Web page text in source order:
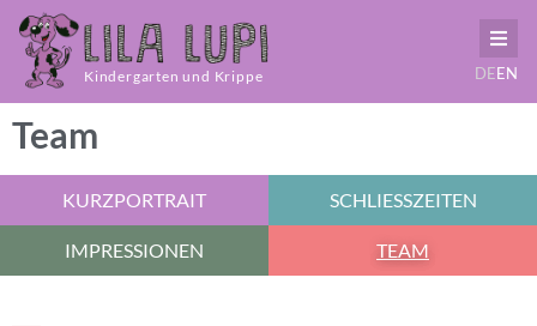
Kindergarten und Krippe DEEN
Team
KURZPORTRAIT SCHLIESSZEITEN
IMPRESSIONEN TEAM